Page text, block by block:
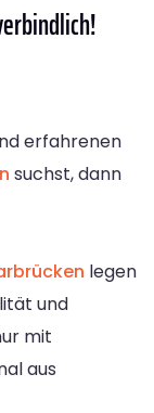
erfahrenen
suchst, dann
legen
und
mit
aus